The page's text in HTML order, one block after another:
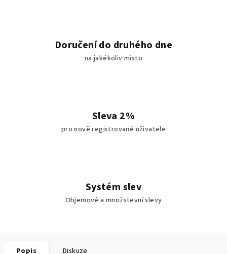
Doručení do druhého dne
na jakékoliv místo
Sleva 2%
pro nově registrované uživatele
Systém slev
Objemové a množstevní slevy
Popis Diskuze